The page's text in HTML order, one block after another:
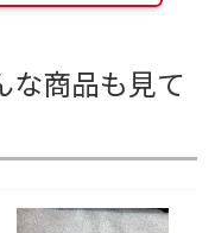
な商品も見て